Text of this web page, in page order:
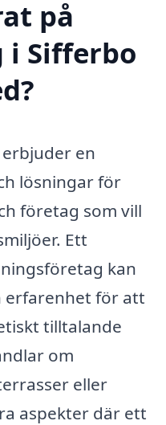
på
Sifferbo
en
lösningar för
företag som vill
Ett
kan
erfarenhet för att
tilltalande
om
eller
aspekter där ett